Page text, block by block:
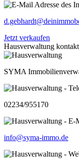
Jetzt verkaufen
Hausverwaltung
SYMA
02234/955170
info@syma-immo.de